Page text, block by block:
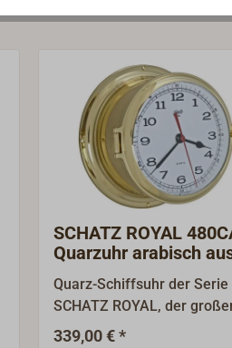
SCHATZ ROYAL
Quarzuhr arabisch
poliertem Messing
Quarz-Schiffsuhr der Serie
SCHATZ ROYAL, der
Instrumentenserie des
339,00 € *